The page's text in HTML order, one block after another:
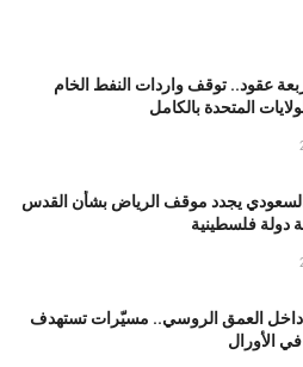
عقود.. توقف واردات النفط الخام
المتحدة بالكامل
السعودي يجدد موقف الرياض بشأن القدس
دولة فلسطينية
داخل العمق الروسي.. مسيّرات تستهدف
الأورال